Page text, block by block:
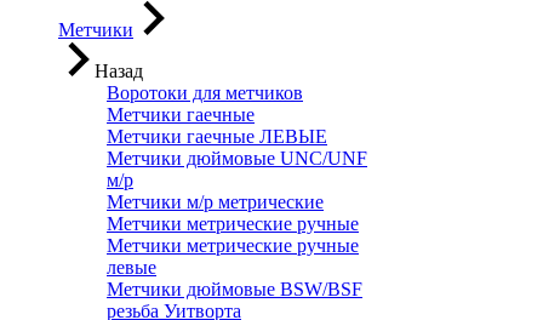
Метчики
Назад
Воротоки для метчиков
Метчики гаечные
Метчики гаечные ЛЕВЫЕ
Метчики дюймовые UNC/UNF
м/р
Метчики м/р метрические
Метчики метрические ручные
Метчики метрические ручные
левые
Метчики дюймовые BSW/BSF
резьба Уитворта